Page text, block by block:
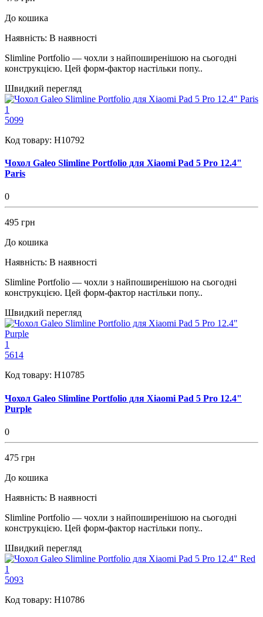
До кошика
Наявність: В наявності
Slimline Portfolio — чохли з найпоширенішою на сьогодні
конструкцією. Цей форм-фактор настільки попу..
Швидкий перегляд
1
5099
Код товару: H10792
Чохол Galeo Slimline Portfolio для Xiaomi Pad 5 Pro 12.4"
Paris
0
495 грн
До кошика
Наявність: В наявності
Slimline Portfolio — чохли з найпоширенішою на сьогодні
конструкцією. Цей форм-фактор настільки попу..
Швидкий перегляд
1
5614
Код товару: H10785
Чохол Galeo Slimline Portfolio для Xiaomi Pad 5 Pro 12.4"
Purple
0
475 грн
До кошика
Наявність: В наявності
Slimline Portfolio — чохли з найпоширенішою на сьогодні
конструкцією. Цей форм-фактор настільки попу..
Швидкий перегляд
1
5093
Код товару: H10786